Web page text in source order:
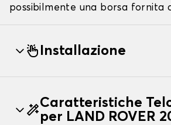
possibilmente una borsa fornita
Installazione
Caratteristiche
per LAND ROVER